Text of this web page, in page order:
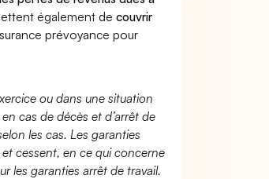
également decouvrir
prévoyance pour
ou dans une situation
cas de décès et d’arrêt de
les cas. Les garanties
cessent, en ce qui concerne
les garanties arrêt de travail.